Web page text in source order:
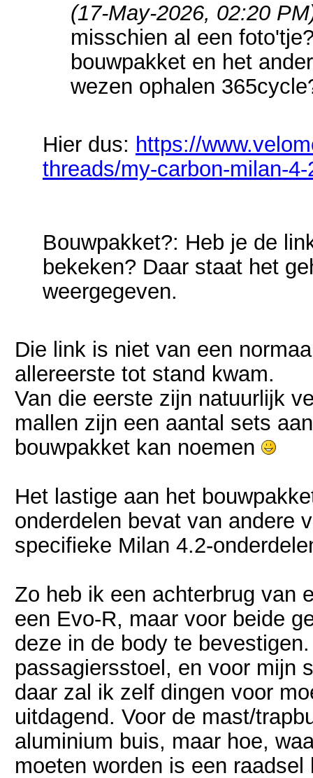
(17-May-2026, 02:20
misschien al een
bouwpakket en het
wezen ophalen
Hier dus: https://
threads/my-carbon-milan-
Bouwpakket?: Heb je de
bekeken? Daar staat het
weergegeven.
Die link is niet van een
allereerste tot stand kwam.
Van die eerste zijn natuurlijk
mallen zijn een aantal sets
bouwpakket kan noemen
Het lastige aan het
onderdelen bevat van andere
specifieke Milan 4.2-
Zo heb ik een achterbrug van
een Evo-R, maar voor beide
deze in de body te
passagiersstoel, en voor mijn
daar zal ik zelf dingen voor
uitdagend. Voor de mast/
aluminium buis, maar hoe,
moeten worden is een raadsel